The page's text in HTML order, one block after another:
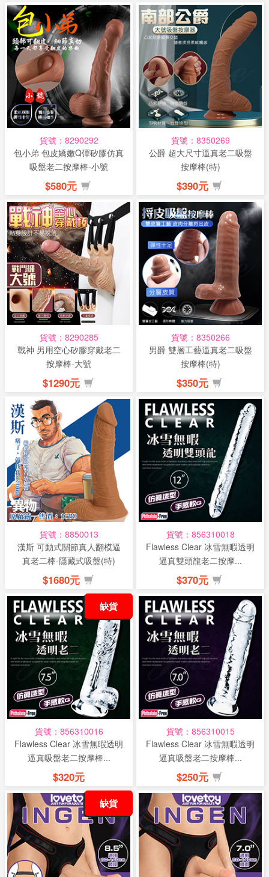
貨號：8290292
包小弟 包皮嬌嫩Q彈矽膠仿真
吸盤老二按摩棒-小號
$580元
貨號：8350269
公爵 超大尺寸逼真老二吸盤
按摩棒(特)
$390元
貨號：8290285
戰神 男用空心矽膠穿戴老二
按摩棒-大號
$1290元
貨號：8350266
男爵 雙層工藝逼真老二吸盤
按摩棒(特)
$350元
貨號：8850013
漢斯 可動式關節真人翻模逼
真老二棒-隱藏式吸盤(特)
$1680元
貨號：856310018
Flawless Clear 冰雪無暇透明
逼真雙頭龍老二按摩...
$370元
貨號：856310016
Flawless Clear 冰雪無暇透明
逼真吸盤老二按摩棒...
$320元
缺貨
貨號：856310015
Flawless Clear 冰雪無暇透明
逼真吸盤老二按摩棒...
$250元
缺貨